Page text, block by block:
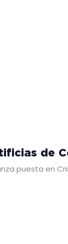
de
puesta en